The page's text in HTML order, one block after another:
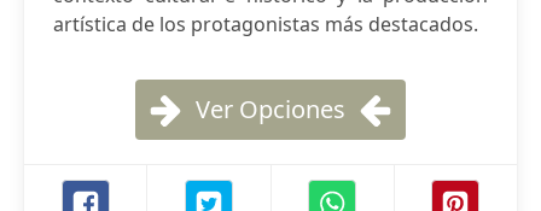
artística de los protagonistas más destacados.
Ver Opciones